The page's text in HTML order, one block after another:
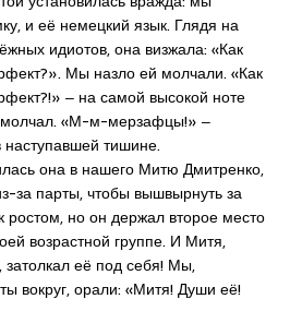
и её немецкий язык. Глядя на
идиотов, она визжала: «Как
Мы назло ей молчали. «Как
‒ на самой высокой ноте
молчал. «М-м-мерзафцы!» ‒
тишине.
она в нашего Митю Дмитренко,
за парты, чтобы вышвырнуть за
но он держал второе место
возрастной группе. И Митя,
её под себя! Мы,
вокруг, орали: «Митя! Души её!